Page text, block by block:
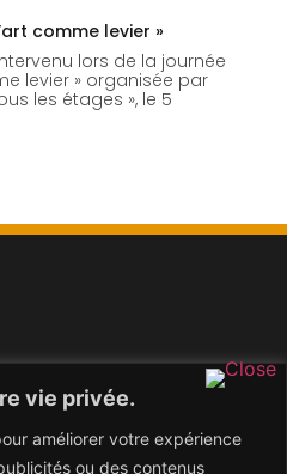
vie privée.
améliorer votre expérience
ou des contenus
comme levier »
lors de la journée
levier » organisée par
les étages », le 5
une SARL qui produit de la
en sciences humaines et
domaines de l’enfance, de